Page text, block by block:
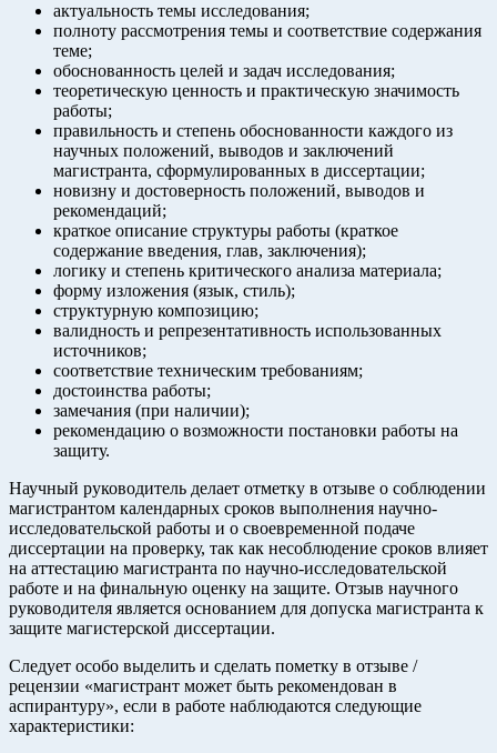
актуальность темы исследования;
полноту рассмотрения темы и соответствие содержания
теме;
обоснованность целей и задач исследования;
теоретическую ценность и практическую значимость
работы;
правильность и степень обоснованности каждого из
научных положений, выводов и заключений
магистранта, сформулированных в диссертации;
новизну и достоверность положений, выводов и
рекомендаций;
краткое описание структуры работы (краткое
содержание введения, глав, заключения);
логику и степень критического анализа материала;
форму изложения (язык, стиль);
структурную композицию;
валидность и репрезентативность использованных
источников;
соответствие техническим требованиям;
достоинства работы;
замечания (при наличии);
рекомендацию о возможности постановки работы на
защиту.
Научный руководитель делает отметку в отзыве о соблюдении
магистрантом календарных сроков выполнения научно-
исследовательской работы и о своевременной подаче
диссертации на проверку, так как несоблюдение сроков влияет
на аттестацию магистранта по научно-исследовательской
работе и на финальную оценку на защите. Отзыв научного
руководителя является основанием для допуска магистранта к
защите магистерской диссертации.
Следует особо выделить и сделать пометку в отзыве /
рецензии «магистрант может быть рекомендован в
аспирантуру», если в работе наблюдаются следующие
характеристики: